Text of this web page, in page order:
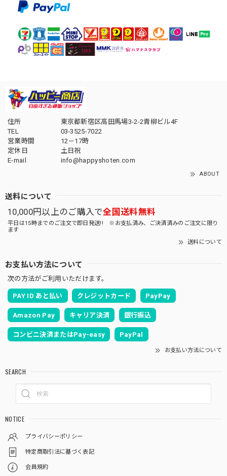
住所
東京都新宿区高田馬場3-2-2青柳ビル4F
TEL
03-3525-7022
営業時間
12－17時
定休日
土日祝
E-mail
info@happyshoten.com
ABOUT
送料について
10,000円以上のご購入で全国送料無料
平日は15時までのご注文で即日発送!! ※お支払済み、ご決済済みのご注文に限り
ます
送料について
お支払い方法について
次の方法がご利用いただけます。
PAY ID あと払い クレジットカード PayPay
Amazon Pay キャリア決済 銀行振込
コンビニ決済またはPay-easy PayPal
お支払い方法について
SEARCH
NOTICE
プライバシーポリシー
特定商取引法に基づく表記
会員規約